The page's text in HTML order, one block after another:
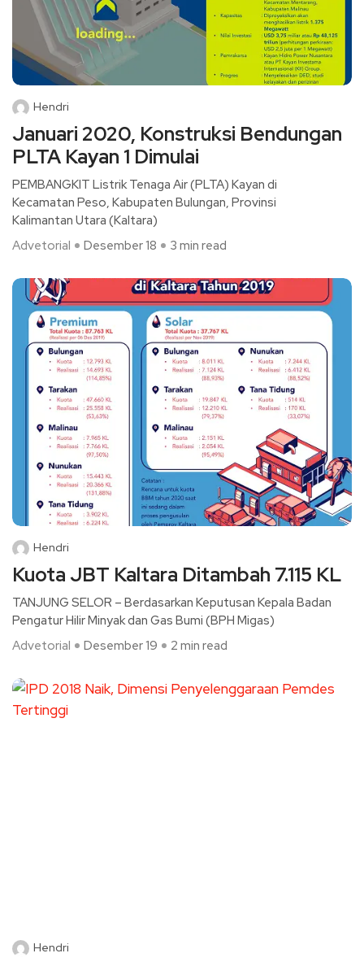
Hendri
Januari 2020, Konstruksi Bendungan
PLTA Kayan 1 Dimulai
PEMBANGKIT Listrik Tenaga Air (PLTA) Kayan di
Kecamatan Peso, Kabupaten Bulungan, Provinsi
Kalimantan Utara (Kaltara)
Advetorial
Desember 18 3 min read
Hendri
Kuota JBT Kaltara Ditambah 7.115 KL
TANJUNG SELOR – Berdasarkan Keputusan Kepala Badan
Pengatur Hilir Minyak dan Gas Bumi (BPH Migas)
Advetorial
Desember 19 2 min read
Hendri